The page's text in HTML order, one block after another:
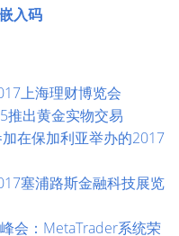
入码
上海理财博览会
推出黄金实物交易
在保加利亚举办的2017
塞浦路斯金融科技展览
会：MetaTrader系统荣